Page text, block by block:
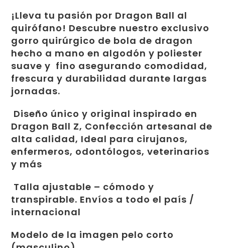
¡Lleva tu pasión por Dragon Ball al
quirófano! Descubre nuestro exclusivo
gorro quirúrgico de bola de dragon
hecho a mano en algodón y poliester
suave y fino asegurando comodidad,
frescura y durabilidad durante largas
jornadas.
Diseño único y original inspirado en
Dragon Ball Z, Confección artesanal de
alta calidad, Ideal para cirujanos,
enfermeros, odontólogos, veterinarios
y más
Talla ajustable – cómodo y
transpirable. Envíos a todo el país /
internacional
Modelo de la imagen pelo corto